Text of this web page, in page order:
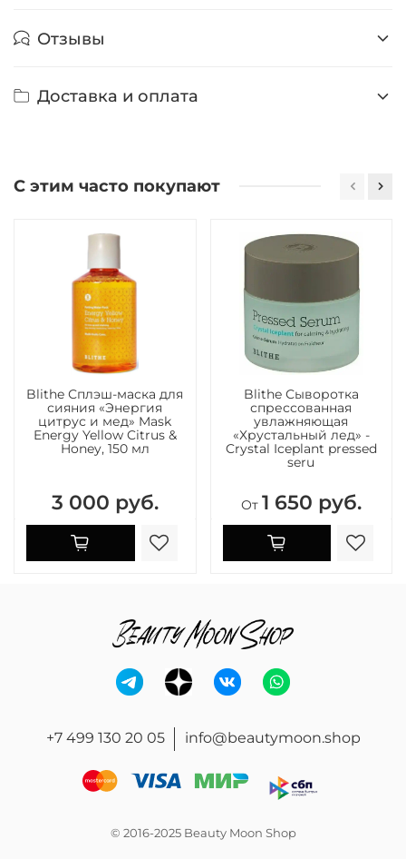
Отзывы
Доставка и оплата
С этим часто покупают
Blithe Сплэш-маска для
сияния «Энергия
цитрус и мед» Mask
Energy Yellow Citrus &
Honey, 150 мл
3 000 руб.
Blithe Сыворотка
спрессованная
увлажняющая
«Хрустальный лед» -
Crystal Iceplant pressed
seru
От 1 650 руб.
+7 499 130 20 05 info@beautymoon.shop
© 2016-2025 Beauty Moon Shop